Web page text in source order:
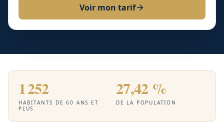
Voir mon tarif
1 252
HABITANTS DE 60 ANS ET
PLUS
27,42 %
DE LA POPULATION